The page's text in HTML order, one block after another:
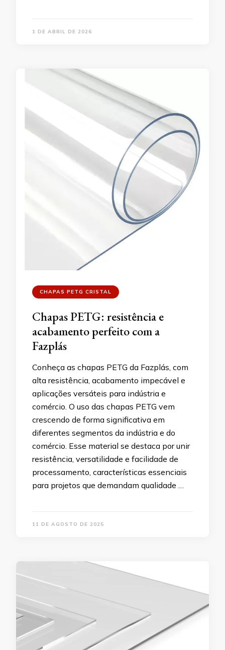
1 DE ABRIL DE 2026
CHAPAS PETG CRISTAL
Chapas PETG: resistência e
acabamento perfeito com a
Fazplás
Conheça as chapas PETG da Fazplás, com
alta resistência, acabamento impecável e
aplicações versáteis para indústria e
comércio. O uso das chapas PETG vem
crescendo de forma significativa em
diferentes segmentos da indústria e do
comércio. Esse material se destaca por unir
resistência, versatilidade e facilidade de
processamento, características essenciais
para projetos que demandam qualidade …
11 DE AGOSTO DE 2025